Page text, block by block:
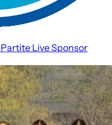
Partite LiveSponsor